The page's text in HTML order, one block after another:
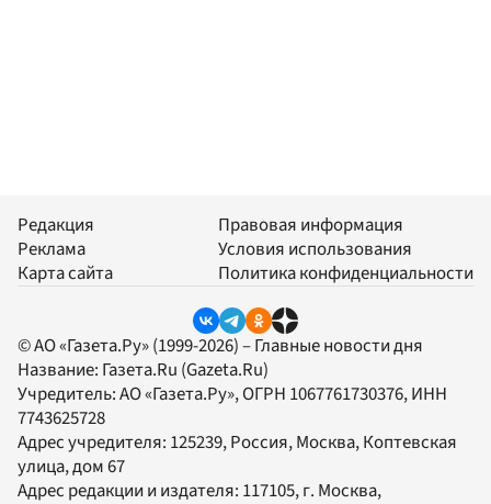
Редакция
Реклама
Карта сайта
Правовая информация
Условия использования
Политика конфиденциальности
© АО «Газета.Ру» (1999-2026) – Главные новости дня
Название: Газета.Ru (Gazeta.Ru)
Учредитель:АО «Газета.Ру», ОГРН 1067761730376, ИНН
7743625728
Адрес учредителя: 125239, Россия, Москва, Коптевская
улица, дом 67
Адрес редакции и издателя: 117105, г. Москва,